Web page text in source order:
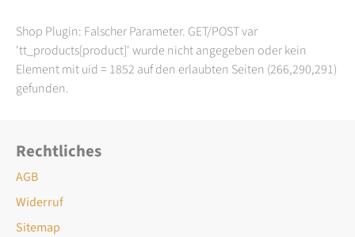
Shop Plugin: Falscher Parameter. GET/POST var
'tt_products[product]' wurde nicht angegeben oder kein
Element mit uid = 1852 auf den erlaubten Seiten (266,290,291)
gefunden.
Rechtliches
AGB
Widerruf
Sitemap